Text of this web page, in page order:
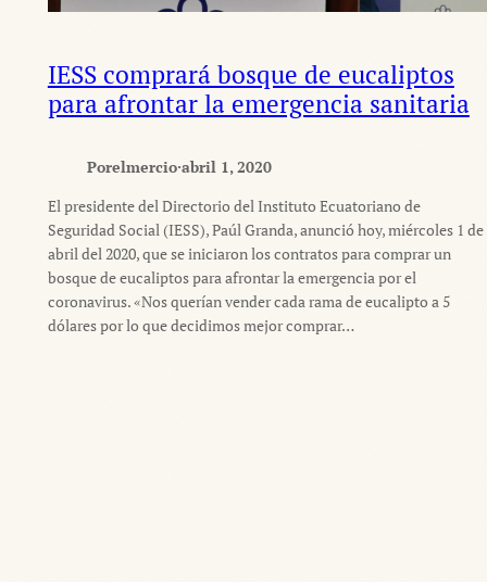
IESS comprará bosque de eucaliptos
para afrontar la emergencia sanitaria
Porelmercio·abril 1, 2020
El presidente del Directorio del Instituto Ecuatoriano de
Seguridad Social (IESS), Paúl Granda, anunció hoy, miércoles 1 de
abril del 2020, que se iniciaron los contratos para comprar un
bosque de eucaliptos para afrontar la emergencia por el
coronavirus. «Nos querían vender cada rama de eucalipto a 5
dólares por lo que decidimos mejor comprar…